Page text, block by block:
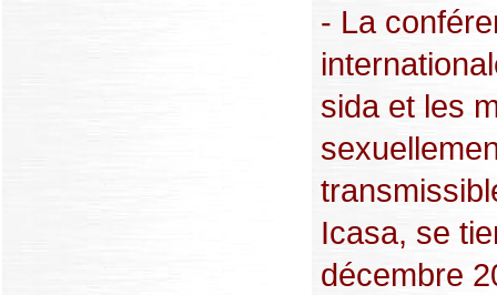
- La
sida et les
Icasa, se
décembre